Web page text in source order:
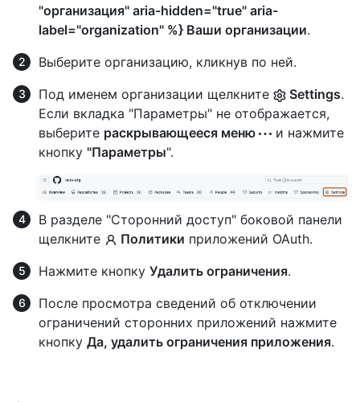
"организация" aria-hidden="true" aria-
label="organization" %} Ваши организации.
Выберите организацию, кликнув по ней.
Под именем организации щелкните
Settings.
Если вкладка "Параметры" не отображается,
выберите раскрывающееся меню
и нажмите
кнопку "Параметры".
В разделе "Сторонний доступ" боковой панели
щелкните
Политики приложений OAuth.
Нажмите кнопку Удалить ограничения.
После просмотра сведений об отключении
ограничений сторонних приложений нажмите
кнопку Да, удалить ограничения приложения.